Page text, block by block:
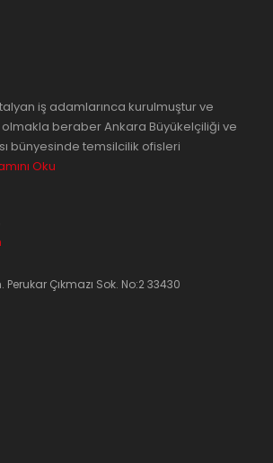
İtalyan iş adamlarınca kurulmuştur ve
beraber Ankara Büyükelçiliği ve
bünyesinde temsilcilik ofisleri
Oku
Çıkmazı Sok. No:2 33430